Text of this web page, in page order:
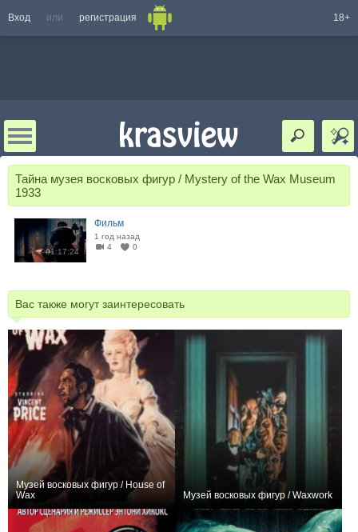
Вход или регистрация 18+
Тайна музея восковых фигур / Mystery of the Wax Museum
1933
01:17:24
Фильм
1 год назад
4
0
Вас также могут заинтересовать
Музей восковых фигур / House of
Wax
Музей восковых фигур / Waxwork